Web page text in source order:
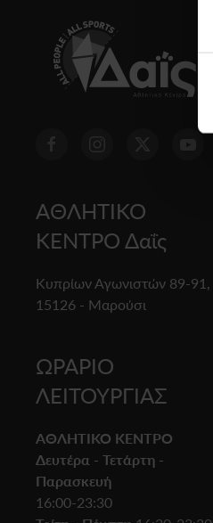
ΑΘΛΗΤΙΚΟ
ΚΕΝΤΡΟ Δαΐς
Κυπρίων Αγωνιστών 89-91,
15126 - Μαρούσι
ΩΡΑΡΙΟ
ΛΕΙΤΟΥΡΓΙΑΣ
ΑΘΛΗΤΙΚΟ ΚΕΝΤΡΟ
Δευτέρα - Τετάρτη -
Παρασκευή
16:00-23:30